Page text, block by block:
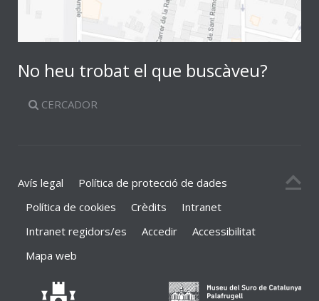
No heu trobat el que buscàveu?
CERCADOR
Avís legal
Política de protecció de dades
Política de cookies
Crèdits
Intranet
Intranet regidors/es
Accedir
Accessibilitat
Mapa web